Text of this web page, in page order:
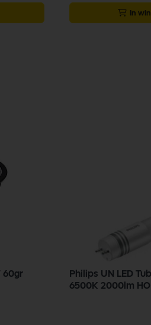
In
60gr
Philips UN LED
6500K 2000lm HO